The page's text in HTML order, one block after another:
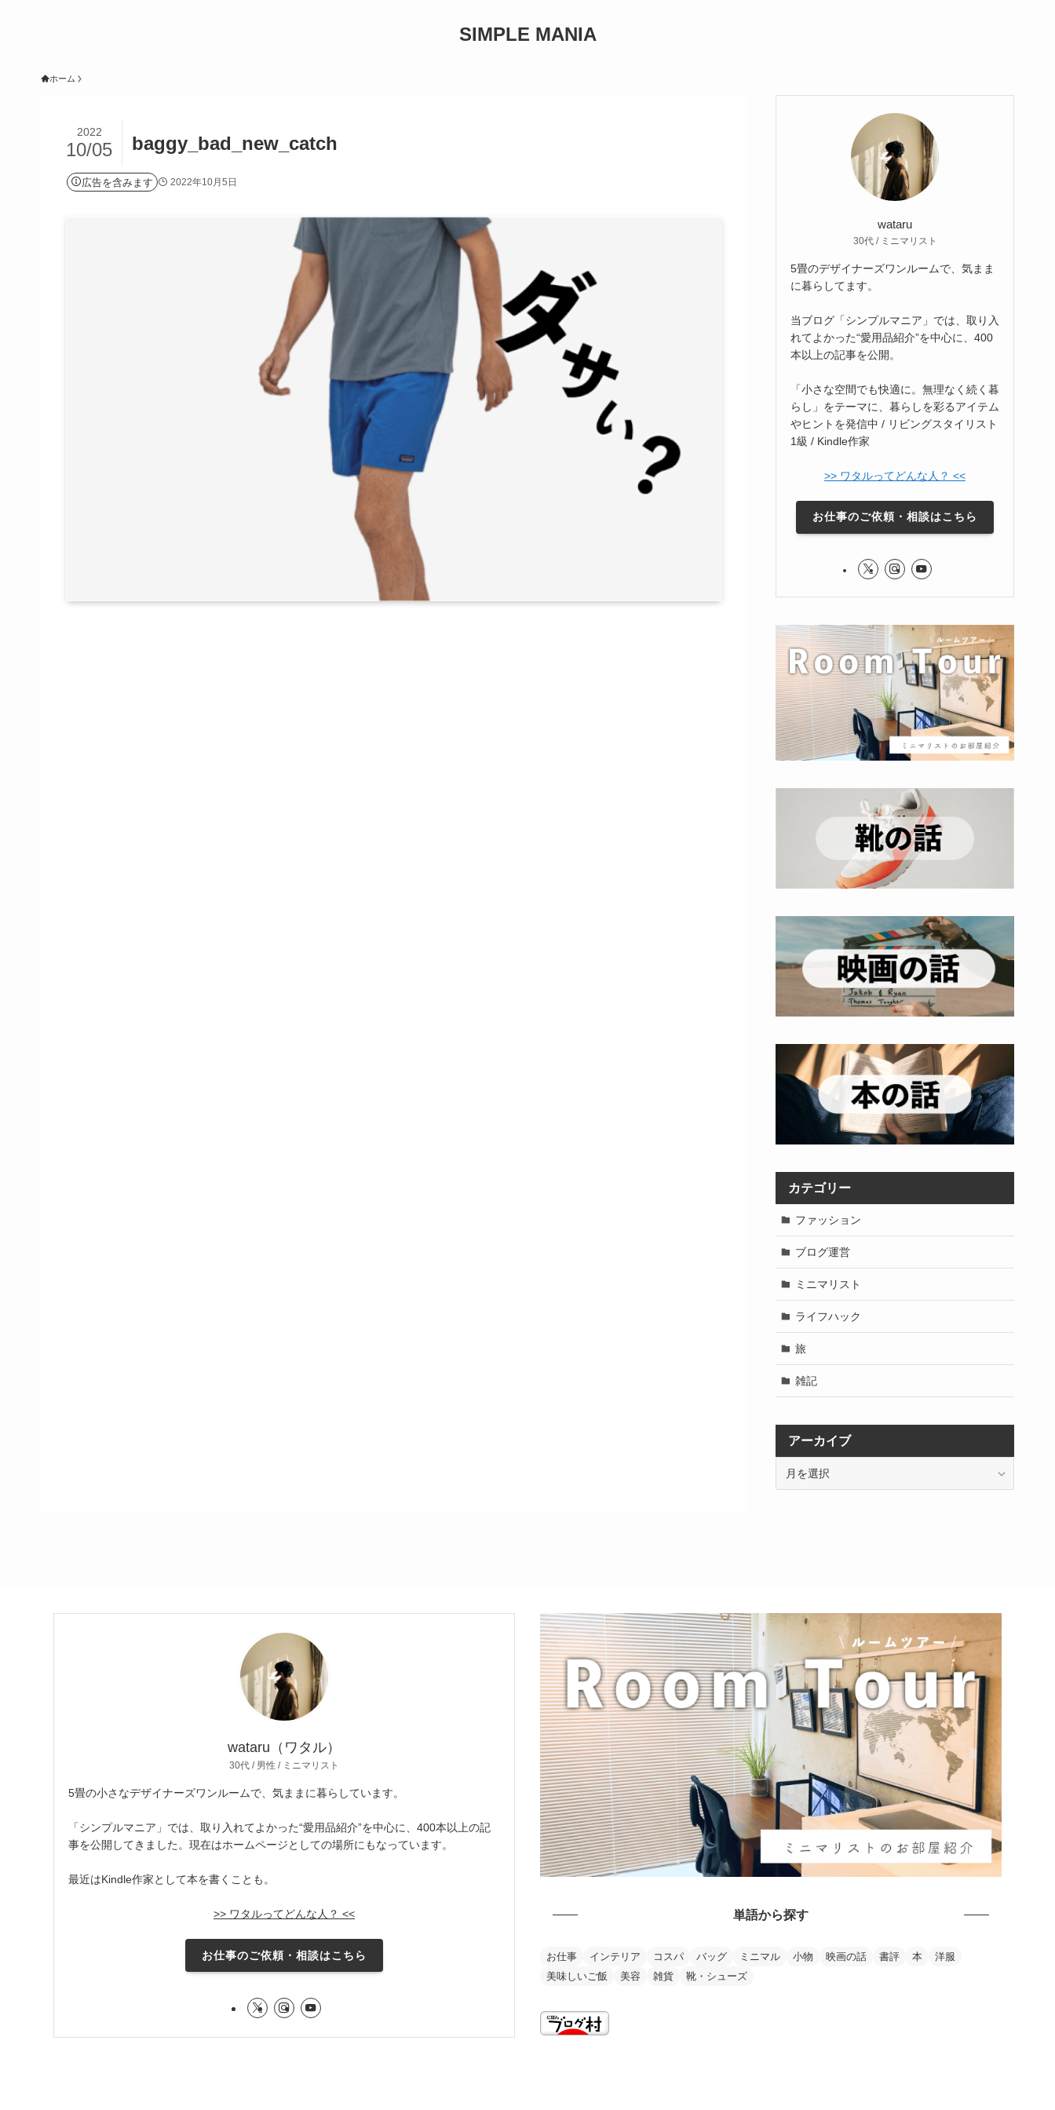
SIMPLE MANIA
ホーム
baggy_bad_new_catch
2022
10/05
広告を含みます 2022年10月5日
wataru
30代 / ミニマリスト
5畳のデザイナーズワンルームで、気まま
に暮らしてます。
当ブログ「シンプルマニア」では、取り入
れてよかった“愛用品紹介”を中心に、400
本以上の記事を公開。
「小さな空間でも快適に。無理なく続く暮
らし」をテーマに、暮らしを彩るアイテム
やヒントを発信中 / リビングスタイリスト
1級 / Kindle作家
>> ワタルってどんな人？ <<
お仕事のご依頼・相談はこちら
カテゴリー
ファッション
ブログ運営
ミニマリスト
ライフハック
旅
雑記
アーカイブ
wataru（ワタル）
30代 / 男性 / ミニマリスト
5畳の小さなデザイナーズワンルームで、気ままに暮らしています。
「シンプルマニア」では、取り入れてよかった“愛用品紹介”を中心に、400本以上の記
事を公開してきました。現在はホームページとしての場所にもなっています。
最近はKindle作家として本を書くことも。
>> ワタルってどんな人？ <<
お仕事のご依頼・相談はこちら
単語から探す
お仕事 インテリア コスパ バッグ ミニマル 小物 映画の話 書評 本
洋服
美味しいご飯
美容 雑貨 靴・シューズ